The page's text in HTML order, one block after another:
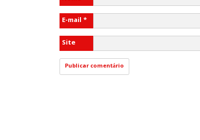
E-mail *
Site